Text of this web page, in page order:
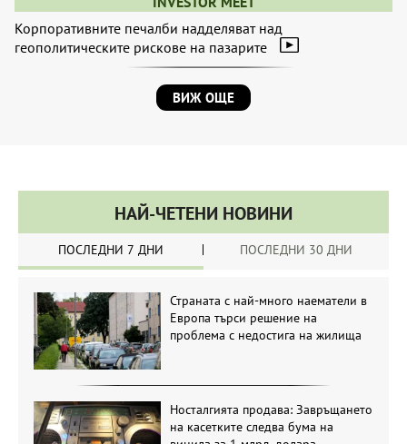
Корпоративните печалби надделяват над
геополитическите рискове на пазарите
ВИЖ ОЩЕ
НАЙ-ЧЕТЕНИ НОВИНИ
ПОСЛЕДНИ 7 ДНИ ПОСЛЕДНИ 30 ДНИ
Страната с най-много наематели в
Европа търси решение на
проблема с недостига на жилища
Носталгията продава: Завръщането
на касетките следва бума на